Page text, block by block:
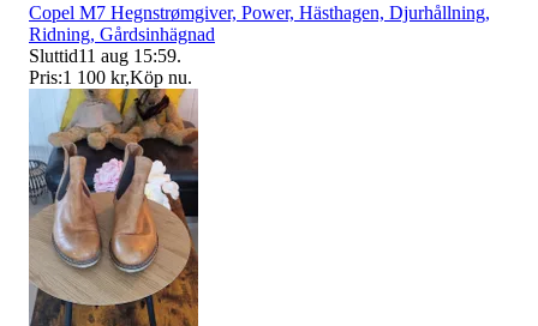
Copel M7 Hegnstrømgiver, Power, Hästhagen, Djurhållning,
Ridning, Gårdsinhägnad
Sluttid11 aug 15:59.
Pris:1 100 kr,Köp nu.